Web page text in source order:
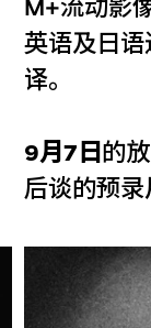
M+流动影
英语及日
译。
9月7日 的
后谈的预录